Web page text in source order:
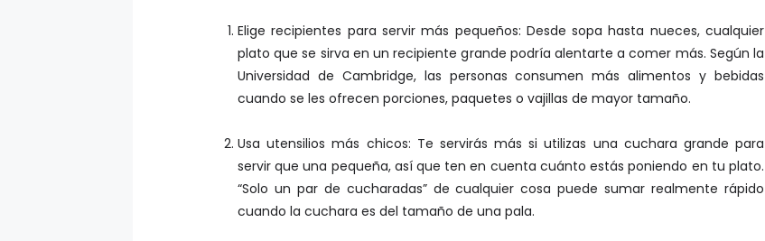
Elige recipientes para servir más pequeños: Desde sopa hasta nueces, cualquier
plato que se sirva en un recipiente grande podría alentarte a comer más. Según la
Universidad de Cambridge, las personas consumen más alimentos y bebidas
cuando se les ofrecen porciones, paquetes o vajillas de mayor tamaño.
Usa utensilios más chicos: Te servirás más si utilizas una cuchara grande para
servir que una pequeña, así que ten en cuenta cuánto estás poniendo en tu plato.
“Solo un par de cucharadas” de cualquier cosa puede sumar realmente rápido
cuando la cuchara es del tamaño de una pala.